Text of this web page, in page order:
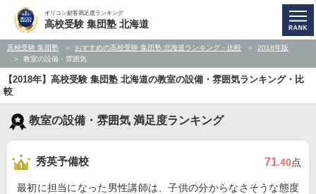
オリコン顧客満足度ランキング
高校受験 集団塾 北海道
高校受験 集団塾 おすすめの高校受験 集団塾 北海道ランキング・比較
2018年版
教室の設備・雰囲気
【2018年】高校受験 集団塾 北海道の教室の設備・雰囲気ランキング・比
較
教室の設備・雰囲気 満足度ランキング
秀英予備校 71.40点
最初に担当になった男性講師は、子供の分からなさそうな態度